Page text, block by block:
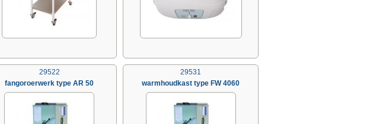
29522
fangoroerwerk type AR 50
29531
warmhoudkast type FW 4060